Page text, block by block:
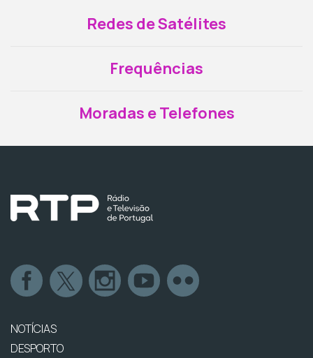
Redes de Satélites
Frequências
Moradas e Telefones
NOTÍCIAS
DESPORTO